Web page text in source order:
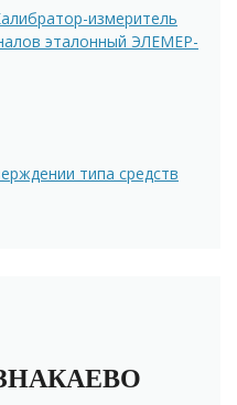
измеритель
эталонный ЭЛЕМЕР-
типа средств